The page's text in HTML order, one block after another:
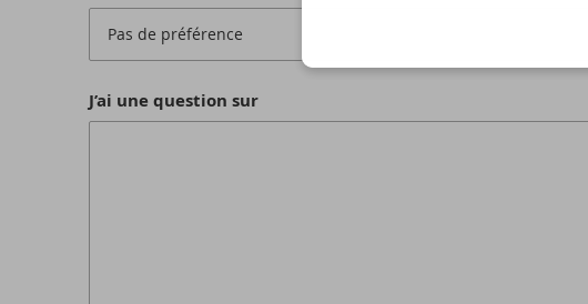
Pas de préférence
J’ai une question sur